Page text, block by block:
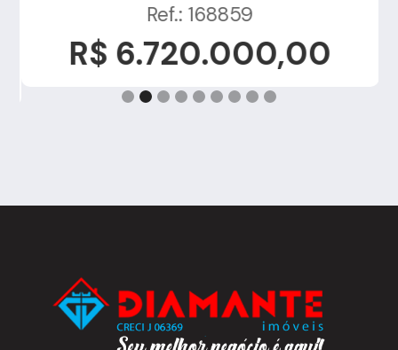
Ref.: 168859
R$ 6.720.000,00